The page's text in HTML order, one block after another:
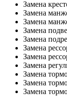
Замена
Замена
Замена
Замена
Замена
Замена
Замена
Замена
Замена
Замена
Замена